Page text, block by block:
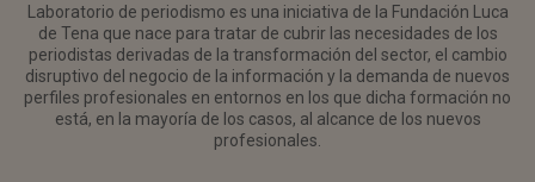
Laboratorio de periodismo es una iniciativa de la Fundación Luca
de Tena que nace para tratar de cubrir las necesidades de los
periodistas derivadas de la transformación del sector, el cambio
disruptivo del negocio de la información y la demanda de nuevos
perfiles profesionales en entornos en los que dicha formación no
está, en la mayoría de los casos, al alcance de los nuevos
profesionales.